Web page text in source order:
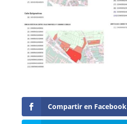
Compartir en Facebook